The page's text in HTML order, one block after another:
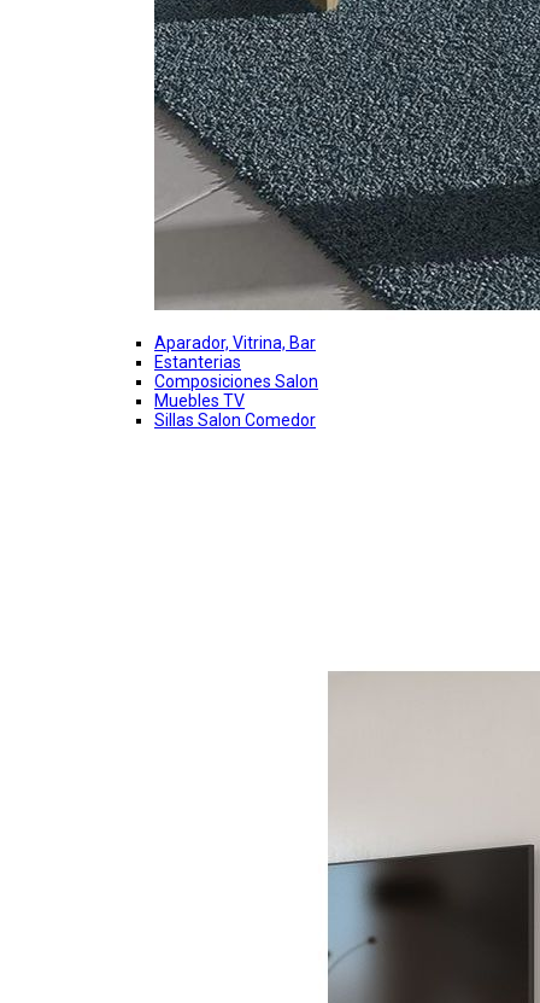
Aparador, Vitrina, Bar
Estanterias
Composiciones Salon
Muebles TV
Sillas Salon Comedor